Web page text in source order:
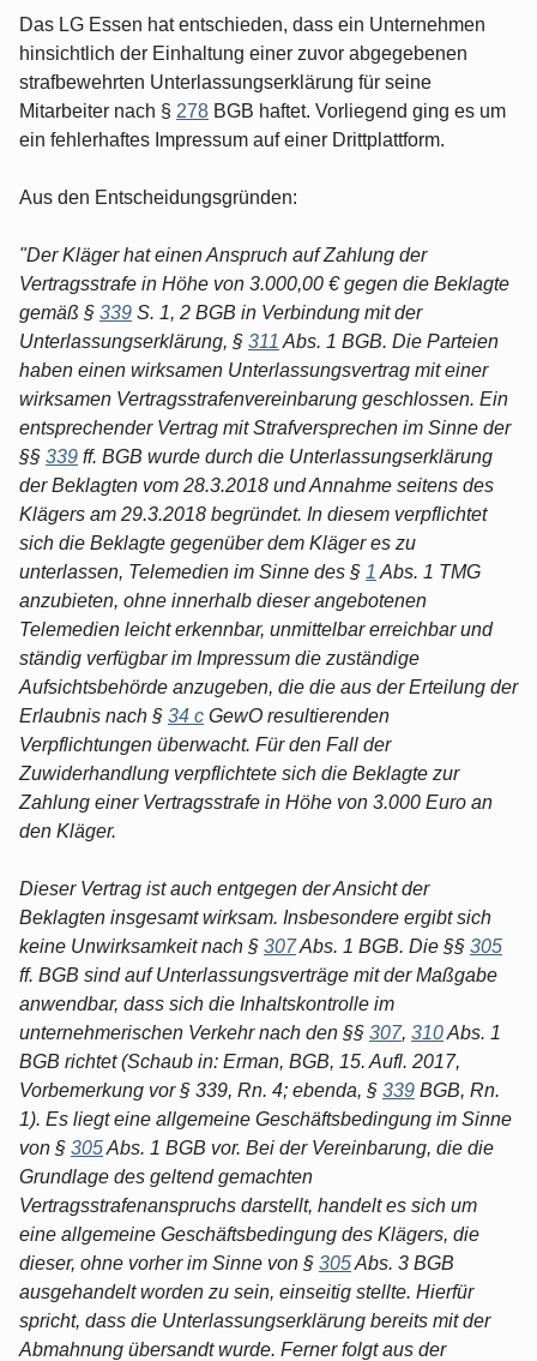
Das LG Essen hat entschieden, dass ein Unternehmen
hinsichtlich der Einhaltung einer zuvor abgegebenen
strafbewehrten Unterlassungserklärung für seine
Mitarbeiter nach § 278 BGB haftet. Vorliegend ging es um
ein fehlerhaftes Impressum auf einer Drittplattform.
Aus den Entscheidungsgründen:
"Der Kläger hat einen Anspruch auf Zahlung der
Vertragsstrafe in Höhe von 3.000,00 € gegen die Beklagte
gemäß § 339 S. 1, 2 BGB in Verbindung mit der
Unterlassungserklärung, § 311 Abs. 1 BGB. Die Parteien
haben einen wirksamen Unterlassungsvertrag mit einer
wirksamen Vertragsstrafenvereinbarung geschlossen. Ein
entsprechender Vertrag mit Strafversprechen im Sinne der
§§ 339 ff. BGB wurde durch die Unterlassungserklärung
der Beklagten vom 28.3.2018 und Annahme seitens des
Klägers am 29.3.2018 begründet. In diesem verpflichtet
sich die Beklagte gegenüber dem Kläger es zu
unterlassen, Telemedien im Sinne des § 1 Abs. 1 TMG
anzubieten, ohne innerhalb dieser angebotenen
Telemedien leicht erkennbar, unmittelbar erreichbar und
ständig verfügbar im Impressum die zuständige
Aufsichtsbehörde anzugeben, die die aus der Erteilung der
Erlaubnis nach § 34 c GewO resultierenden
Verpflichtungen überwacht. Für den Fall der
Zuwiderhandlung verpflichtete sich die Beklagte zur
Zahlung einer Vertragsstrafe in Höhe von 3.000 Euro an
den Kläger.
Dieser Vertrag ist auch entgegen der Ansicht der
Beklagten insgesamt wirksam. Insbesondere ergibt sich
keine Unwirksamkeit nach § 307Abs. 1 BGB. Die §§ 305
ff. BGB sind auf Unterlassungsverträge mit der Maßgabe
anwendbar, dass sich die Inhaltskontrolle im
unternehmerischen Verkehr nach den §§ 307, 310Abs. 1
BGB richtet (Schaub in: Erman, BGB, 15. Aufl. 2017,
Vorbemerkung vor § 339, Rn. 4; ebenda, § 339 BGB, Rn.
1). Es liegt eine allgemeine Geschäftsbedingung im Sinne
von § 305Abs. 1 BGB vor. Bei der Vereinbarung, die die
Grundlage des geltend gemachten
Vertragsstrafenanspruchs darstellt, handelt es sich um
eine allgemeine Geschäftsbedingung des Klägers, die
dieser, ohne vorher im Sinne von § 305Abs. 3 BGB
ausgehandelt worden zu sein, einseitig stellte. Hierfür
spricht, dass die Unterlassungserklärung bereits mit der
Abmahnung übersandt wurde. Ferner folgt aus der